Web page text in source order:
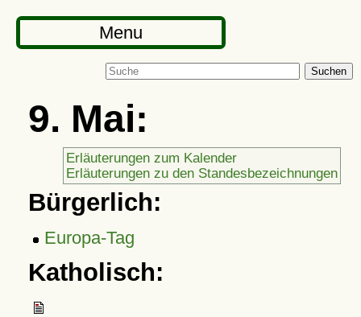
Menu
Suchen
9. Mai:
Erläuterungen zum Kalender
Erläuterungen zu den Standesbezeichnungen
Bürgerlich:
Europa-Tag
Katholisch: